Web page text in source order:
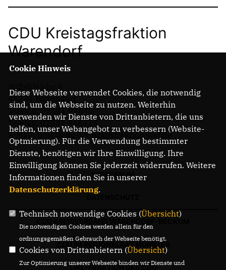
CDU Kreistagsfraktion
Warendorf
48231 Warendorf
Telefon: 02581 94640
Telefax: 02581 946415
E-Mail: post@cdu-kreistagsfraktion-waf.de
IMPRESSUM
CDU IM REGIONALRAT MÜNSTER
LWL-FRAKTION DER CDU
Cookie Hinweis
Diese Webseite verwendet Cookies, die notwendig
sind, um die Webseite zu nutzen. Weiterhin
verwenden wir Dienste von Drittanbietern, die uns
helfen, unser Webangebot zu verbessern (Website-
Optmierung). Für die Verwendung bestimmter
Dienste, benötigen wir Ihre Einwilligung. Ihre
Einwilligung können Sie jederzeit widerrufen. Weitere
Informationen finden Sie in unserer
Datenschutzerklärung.
Technisch notwendige Cookies (Übersicht)
Die notwendigen Cookies werden allein für den
ordnungsgemäßen Gebrauch der Webseite benötigt.
Cookies von Drittanbietern (Übersicht)
Zur Optimierung unserer Webseite binden wir Dienste und